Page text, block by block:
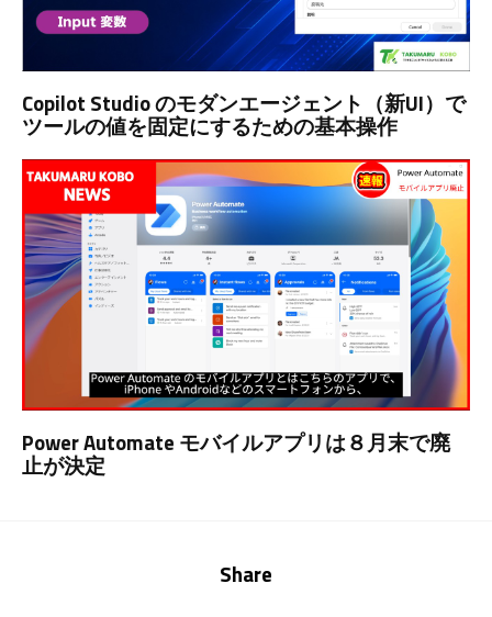
Copilot Studio のモダンエージェント（新UI）で
ツールの値を固定にするための基本操作
Power Automate モバイルアプリは８月末で廃
止が決定
Share